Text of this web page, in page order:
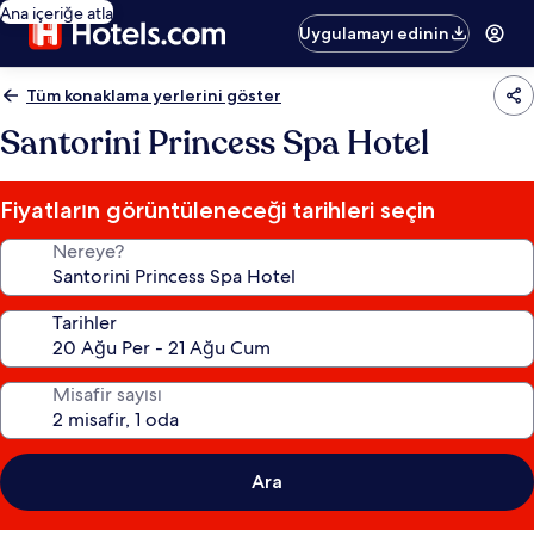
Ana içeriğe atla
Uygulamayı edinin
Tüm konaklama yerlerini göster
Santorini Princess Spa Hotel
Fiyatların görüntüleneceği tarihleri seçin
Nereye?
Tarihler
Misafir sayısı
Ara